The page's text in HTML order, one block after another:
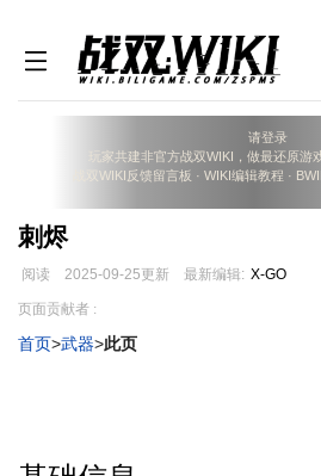
请登录
玩家共建非官方战双WIKI，做最还原
战双WIKI反馈留言板 · WIKI编辑教程 ·
刺烬
阅读 2025-09-25更新 最新编辑: X-GO
跳
导
跳
搜
页面贡献者 :
首页>武器>此页